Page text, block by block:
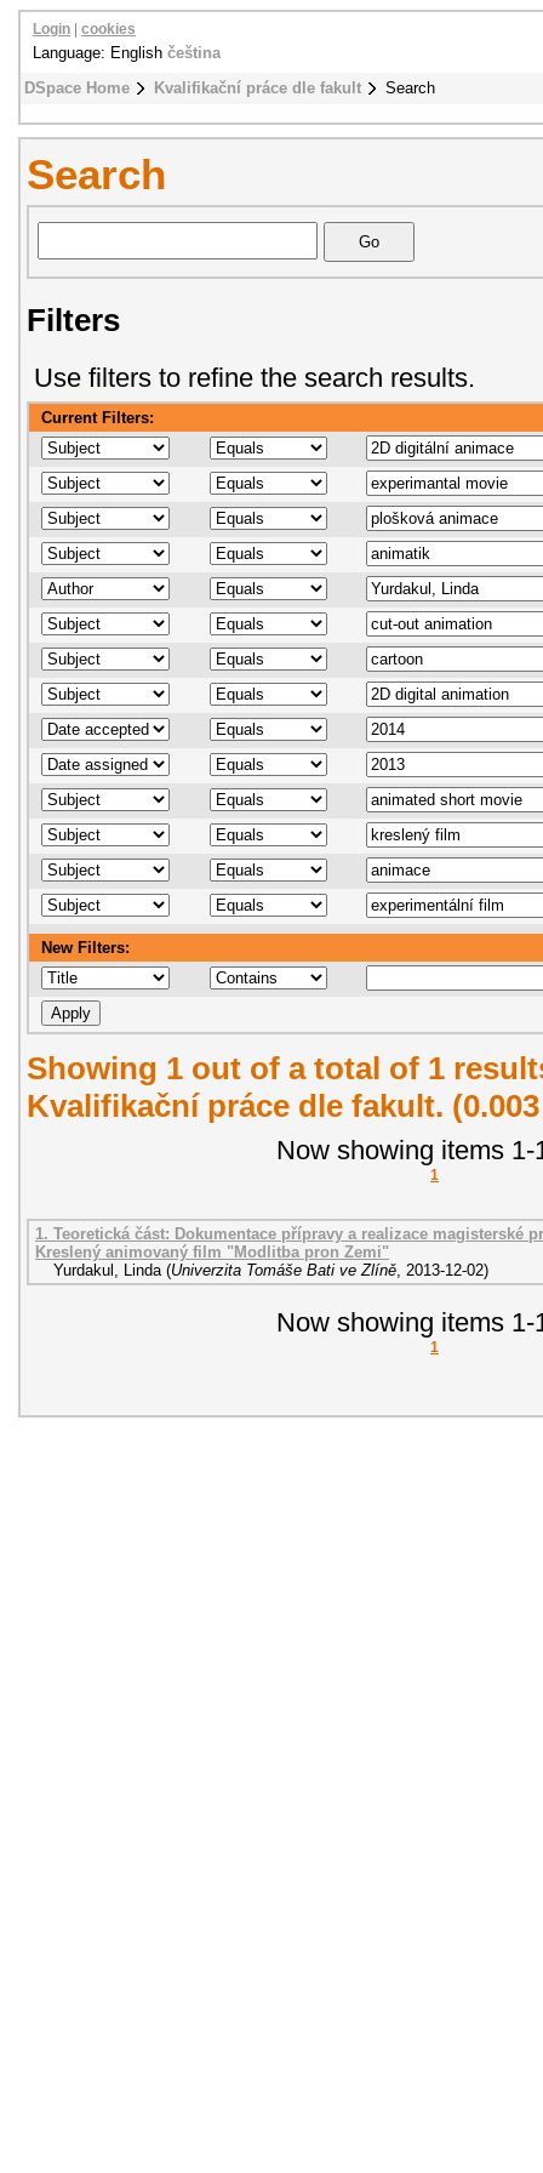
DSpace Home Kvalifikační práce dle fakult Search
Login cookies
Language: English čeština
Search
Filters
Use filters to refine the search results.
Current Filters:
New Filters:
Showing 1 out of a total of 1
Kvalifikační práce dle fakult.
Now showing items 1-
1
1. Teoretická část: Dokumentace přípravy a realizace magisterské
Kreslený animovaný film "Modlitba pron Zemi"
Yurdakul, Linda (Univerzita Tomáše Bati ve Zlíně 2013-12-02)
Now showing items 1-
1